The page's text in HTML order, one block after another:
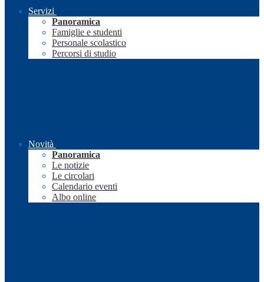
Servizi
Panoramica
Famiglie e studenti
Personale scolastico
Percorsi di studio
Novità
Panoramica
Le notizie
Le circolari
Calendario eventi
Albo online